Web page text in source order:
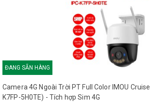
ĐANG SẴN HÀNG
Camera 4G Ngoài Trời PT Full Color IMOU
K7FP-5H0TE) - Tích hợp Sim 4G